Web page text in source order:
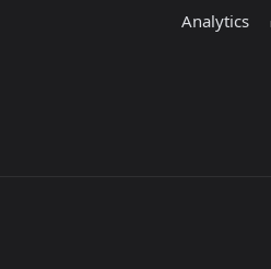
Analytics